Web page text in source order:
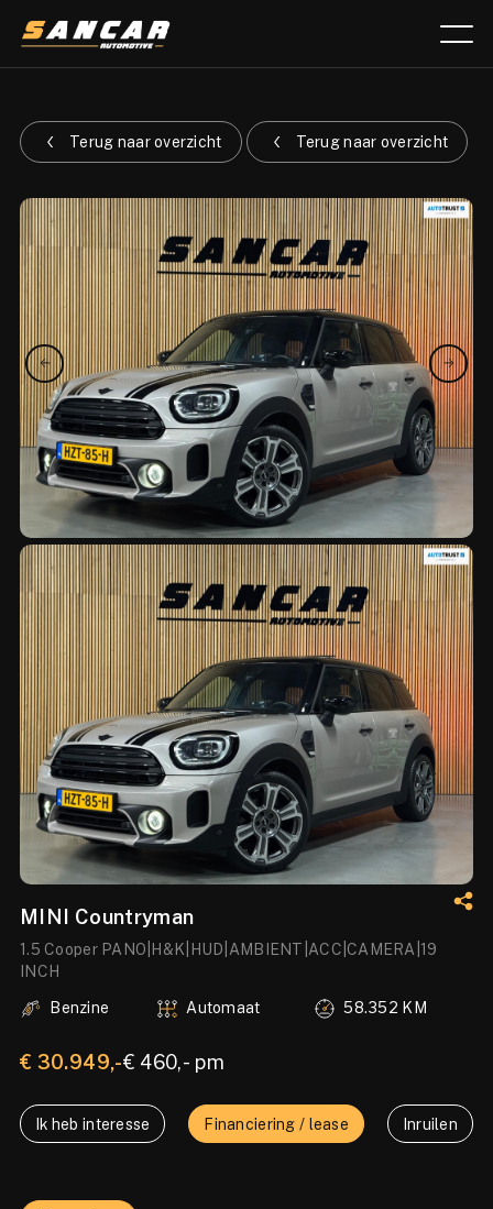
Aanbod
Over ons
Verkocht
Lease calculator
Contact
Terug naar overzicht Terug naar overzicht
MINI Countryman
1.5 Cooper PANO|H&K|HUD|AMBIENT|ACC|CAMERA|19
INCH
Benzine
Automaat 58.352 KM
€ 30.949,-€ 460,- pm
Ik heb interesse Financiering / lease Inruilen